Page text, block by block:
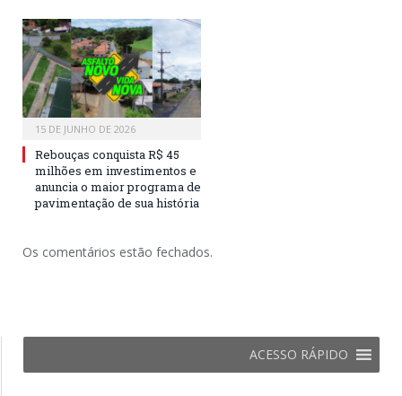
15 DE JUNHO DE 2026
Rebouças conquista R$ 45
milhões em investimentos e
anuncia o maior programa de
pavimentação de sua história
Os comentários estão fechados.
ACESSO RÁPIDO